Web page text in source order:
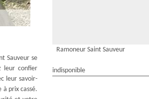
Sauveur se
leur confier
leur savoir-
prix cassé.
Ramoneur Saint Sauveur
indisponible